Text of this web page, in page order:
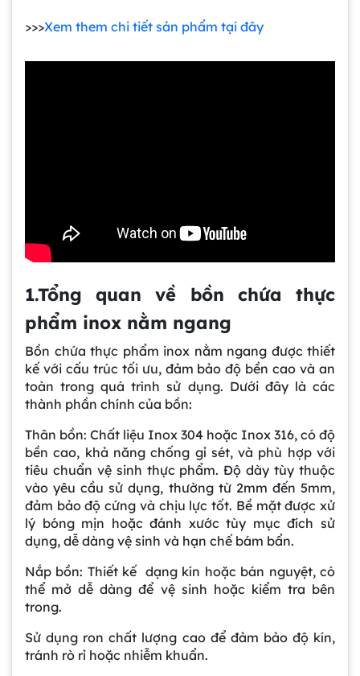
>>>Xem them chi tiết sản phẩm tại đây
1.Tổng quan về bồn chứa thực
phẩm inox nằm ngang
Bồn chứa thực phẩm inox nằm ngang được thiết
kế với cấu trúc tối ưu, đảm bảo độ bền cao và an
toàn trong quá trình sử dụng. Dưới đây là các
thành phần chính của bồn:
Thân bồn: Chất liệu Inox 304 hoặc Inox 316, có độ
bền cao, khả năng chống gỉ sét, và phù hợp với
tiêu chuẩn vệ sinh thực phẩm. Độ dày tùy thuộc
vào yêu cầu sử dụng, thường từ 2mm đến 5mm,
đảm bảo độ cứng và chịu lực tốt. Bề mặt được xử
lý bóng mịn hoặc đánh xước tùy mục đích sử
dụng, dễ dàng vệ sinh và hạn chế bám bẩn.
Nắp bồn: Thiết kế dạng kín hoặc bán nguyệt, có
thể mở dễ dàng để vệ sinh hoặc kiểm tra bên
trong.
Sử dụng ron chất lượng cao để đảm bảo độ kín,
tránh rò rỉ hoặc nhiễm khuẩn.